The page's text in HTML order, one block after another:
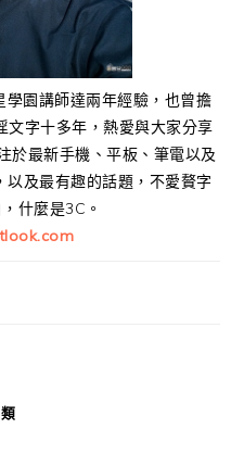
園講師達兩年經驗，也曾擔
文字十多年，熱愛與大家分享
於最新手機、平板、筆電以及
及最有趣的話題，不愛贅字
什麼是3C。